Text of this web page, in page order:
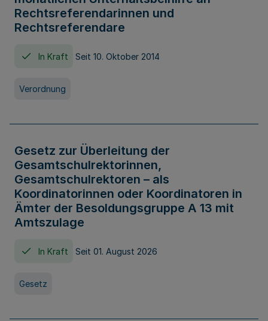
Rechtsreferendarinnen und
Rechtsreferendare
In Kraft Seit 10. Oktober 2014
Verordnung
Gesetz zur Überleitung der
Gesamtschulrektorinnen,
Gesamtschulrektoren – als
Koordinatorinnen oder Koordinatoren in
Ämter der Besoldungsgruppe A 13 mit
Amtszulage
In Kraft Seit 01. August 2026
Gesetz